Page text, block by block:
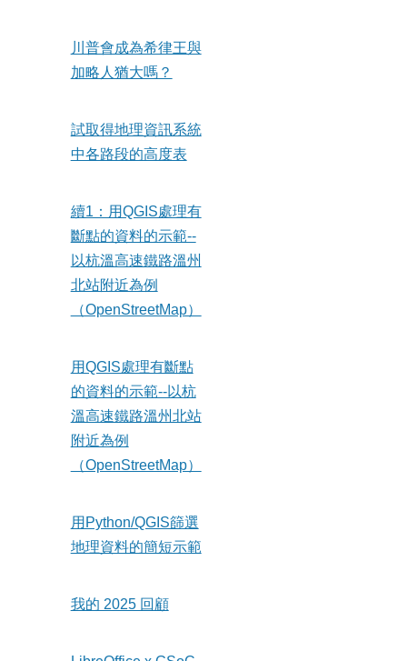
川普會成為希律王與
加略人猶大嗎？
試取得地理資訊系統
中各路段的高度表
續1：用QGIS處理有
斷點的資料的示範--
以杭溫高速鐵路溫州
北站附近為例
（OpenStreetMap）
用QGIS處理有斷點
的資料的示範--以杭
溫高速鐵路溫州北站
附近為例
（OpenStreetMap）
用Python/QGIS篩選
地理資料的簡短示範
我的 2025 回顧